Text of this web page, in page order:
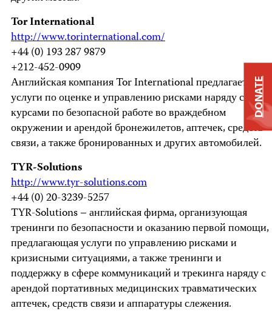
Tor International
http://www.torinternational.com/
+44 (0) 193 287 9879
+212-452-0909
Английская компания Tor International предлагает
услуги по оценке и управлению рисками наряду с
курсами по безопасной работе во враждебном
окружении и арендой бронежилетов, аптечек, средств
связи, а также бронированных и других автомобилей.
TYR-Solutions
http://www.tyr-solutions.com
+44 (0) 20-3239-5257
TYR-Solutions – английская фирма, организующая
тренинги по безопасности и оказанию первой помощи,
предлагающая услуги по управлению рисками и
кризисными ситуациями, а также тренинги и
поддержку в сфере коммуникаций и трекинга наряду с
арендой портативных медицинских травматических
аптечек, средств связи и аппаратуры слежения.
DONATE